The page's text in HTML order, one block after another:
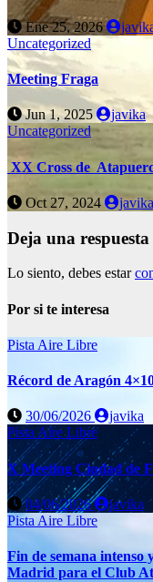
Ene 25, 2026
Uncategorized
Meeting Fraga
Jun 1, 2025
javika
Uncategorized
XX Cross de
Oct 27, 2024 javika
Deja una respuesta
Lo siento, debes estar
Por si te interesa
Pista Aire Libre
Récord de Aragón
30/06/2026
javika
Pista Aire Libre
X Meeting Ciudad de
04/06/2026
javika
Pista Aire Libre
Fin de semana intenso
Madrid para el Club